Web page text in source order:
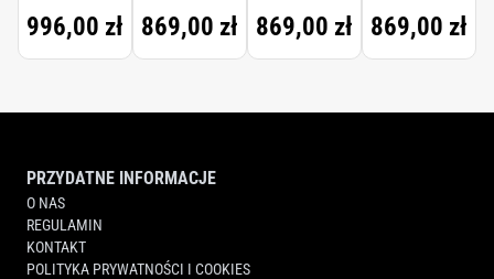
996,00 zł 869,00 zł 869,00 zł 869,00 zł
PRZYDATNE INFORMACJE
O NAS
REGULAMIN
KONTAKT
POLITYKA PRYWATNOŚCI I COOKIES